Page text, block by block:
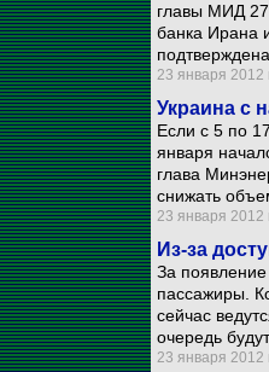
главы МИД 27
банка Ирана
23 января 2012
Украина с
Если с 5 по
января
глава
снижать
23 января 2012
Из-за
За появление
пассажиры.
сейчас
очередь
23 января 2012